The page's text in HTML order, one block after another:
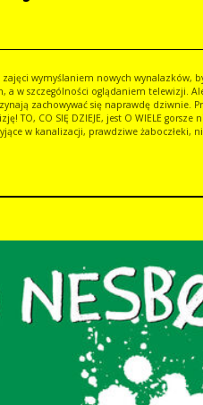
wymyślaniem nowych wynalazków,
a w szczególności oglądaniem telewizji.
zachowywać się naprawdę dziwnie.
TO, CO SIĘ DZIEJE, jest O WIELE gorsze
w kanalizacji, prawdziwe żaboczłeki,